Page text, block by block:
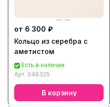
от 6 300 ₽
Кольцо из серебра с
аметистом
Есть в наличии
Арт. 046325
В корзину